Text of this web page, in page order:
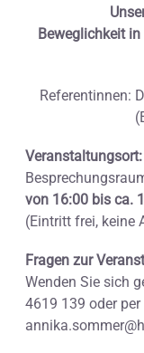
Beweglichkeit
Referentinnen:
Veranstaltungsort:
von 16:00 bis ca.
(Eintritt frei, keine
Fragen zur
Wenden Sie sich
4619 139 oder per